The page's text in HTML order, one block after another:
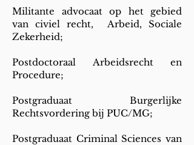
Militante advocaat op het gebied
van civiel recht,
Arbeid, Sociale
Zekerheid;
Postdoctoraal Arbeidsrecht en
Procedure;
Postgraduaat Burgerlijke
Rechtsvordering bij PUC/MG;
Postgraduaat Criminal Sciences van